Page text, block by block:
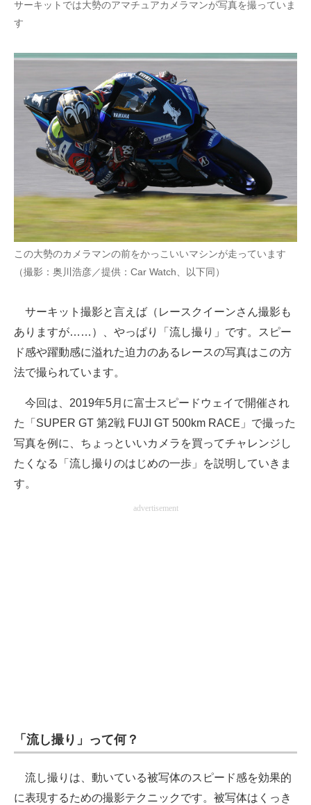
電子設計の基本と応用
エネルギーの専門メディア
建設×テクノロジーの最前線
ちょっと気になるネットの話題
サーキットでは大勢のアマチュアカメラマンが写真を撮っていま
す
この大勢のカメラマンの前をかっこいいマシンが走っています
（撮影：奥川浩彦／提供：Car Watch、以下同）
サーキット撮影と言えば（レースクイーンさん撮影も
ありますが……）、やっぱり「流し撮り」です。スピー
ド感や躍動感に溢れた迫力のあるレースの写真はこの方
法で撮られています。
今回は、2019年5月に富士スピードウェイで開催され
た「SUPER GT 第2戦 FUJI GT 500km RACE」で撮った
写真を例に、ちょっといいカメラを買ってチャレンジし
たくなる「流し撮りのはじめの一歩」を説明していきま
す。
advertisement
「流し撮り」って何？
流し撮りは、動いている被写体のスピード感を効果的
に表現するための撮影テクニックです。被写体はくっき